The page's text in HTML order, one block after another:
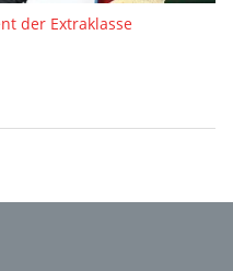
der Extraklasse